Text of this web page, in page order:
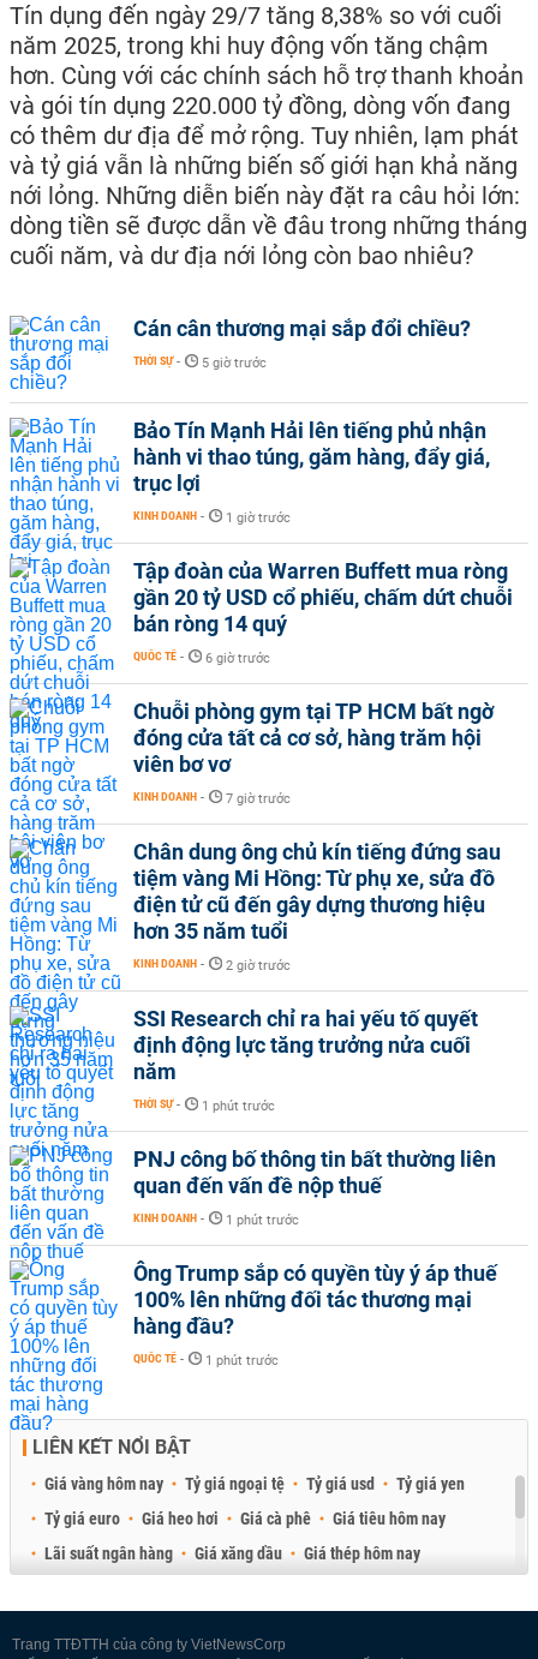
Tín dụng đến ngày 29/7 tăng 8,38% so với cuối
năm 2025, trong khi huy động vốn tăng chậm
hơn. Cùng với các chính sách hỗ trợ thanh khoản
và gói tín dụng 220.000 tỷ đồng, dòng vốn đang
có thêm dư địa để mở rộng. Tuy nhiên, lạm phát
và tỷ giá vẫn là những biến số giới hạn khả năng
nới lỏng. Những diễn biến này đặt ra câu hỏi lớn:
dòng tiền sẽ được dẫn về đâu trong những tháng
cuối năm, và dư địa nới lỏng còn bao nhiêu?
Cán cân thương mại sắp đổi chiều?
THỜI SỰ - 5 giờ trước
Bảo Tín Mạnh Hải lên tiếng phủ nhận
hành vi thao túng, găm hàng, đẩy giá,
trục lợi
KINH DOANH - 1 giờ trước
Tập đoàn của Warren Buffett mua ròng
gần 20 tỷ USD cổ phiếu, chấm dứt chuỗi
bán ròng 14 quý
QUỐC TẾ - 6 giờ trước
Chuỗi phòng gym tại TP HCM bất ngờ
đóng cửa tất cả cơ sở, hàng trăm hội
viên bơ vơ
KINH DOANH - 7 giờ trước
Chân dung ông chủ kín tiếng đứng sau
tiệm vàng Mi Hồng: Từ phụ xe, sửa đồ
điện tử cũ đến gây dựng thương hiệu
hơn 35 năm tuổi
KINH DOANH - 2 giờ trước
SSI Research chỉ ra hai yếu tố quyết
định động lực tăng trưởng nửa cuối
năm
THỜI SỰ - 1 phút trước
PNJ công bố thông tin bất thường liên
quan đến vấn đề nộp thuế
KINH DOANH - 1 phút trước
Ông Trump sắp có quyền tùy ý áp thuế
100% lên những đối tác thương mại
hàng đầu?
QUỐC TẾ - 1 phút trước
LIÊN KẾT NỔI BẬT
Giá vàng hôm nay Tỷ giá ngoại tệ Tỷ giá usd
Tỷ giá yen
Tỷ giá euro
Giá heo hơi Giá cà phê
Giá tiêu hôm nay
Lãi suất ngân hàng
Giá xăng dầu
Giá thép hôm nay
Trang TTĐTTH của công ty VietNewsCorp